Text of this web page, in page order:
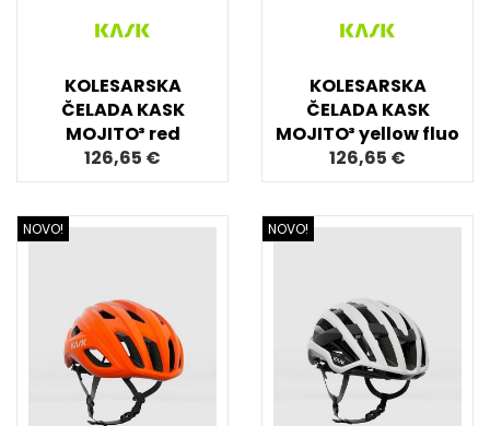
KOLESARSKA
ČELADA KASK
MOJITO³ red
126,65 €
KOLESARSKA
ČELADA KASK
MOJITO³ yellow fluo
126,65 €
NOVO! NOVO!